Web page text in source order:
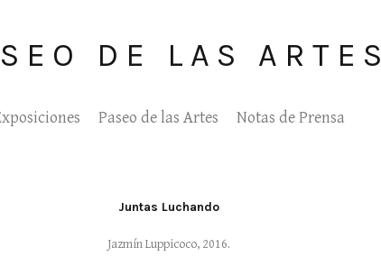
DE LAS ARTES
Paseo de las Artes Notas de Prensa
Juntas Luchando
Jazmín Luppicoco, 2016.